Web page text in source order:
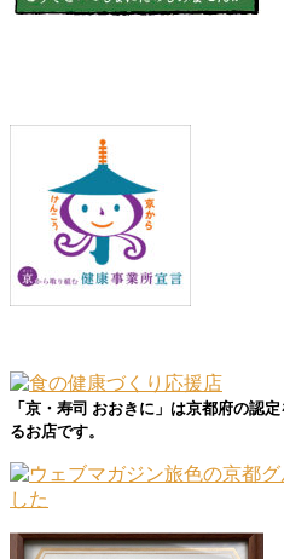
「京・寿司 おおきに」は京都府の認
るお店です。